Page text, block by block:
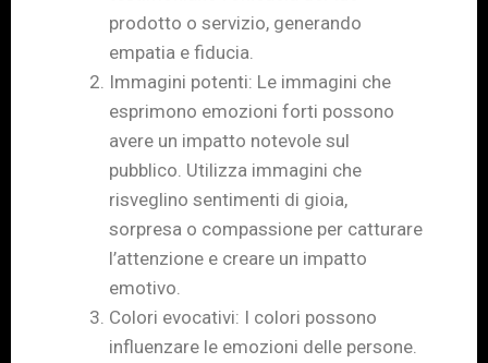
prodotto o servizio, generando
empatia e fiducia.
Immagini potenti: Le immagini che
esprimono emozioni forti possono
avere un impatto notevole sul
pubblico. Utilizza immagini che
risveglino sentimenti di gioia,
sorpresa o compassione per catturare
l’attenzione e creare un impatto
emotivo.
Colori evocativi: I colori possono
influenzare le emozioni delle persone.